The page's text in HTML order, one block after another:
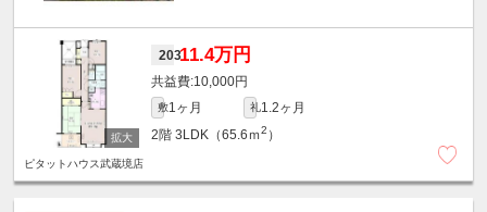
20311.4万円
10,000円
敷1ヶ月 礼1.2ヶ月
2階 3LDK（65.6ｍ2 ）
ピタットハウス武蔵境店